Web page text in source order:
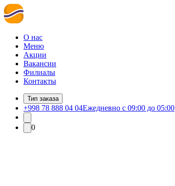
О нас
Меню
Акции
Вакансии
Филиалы
Контакты
Тип заказа
+998 78 888 04 04Ежедневно с 09:00 до 05:00
0